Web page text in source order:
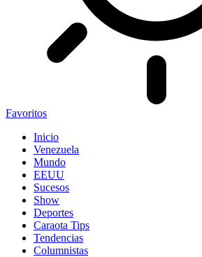
Favoritos
Inicio
Venezuela
Mundo
EEUU
Sucesos
Show
Deportes
Caraota Tips
Tendencias
Columnistas